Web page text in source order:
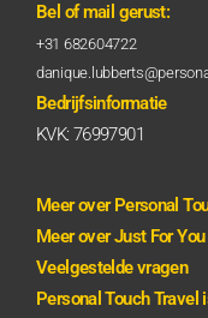
Bel of mail gerust:
+31 682604722
Bedrijfsinformatie
KVK: 76997901
Meer over Personal
Meer over Just For You
Veelgestelde vragen
Personal Touch Travel